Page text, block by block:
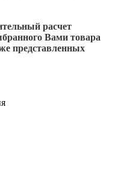
расчет
Вами товара
представленных